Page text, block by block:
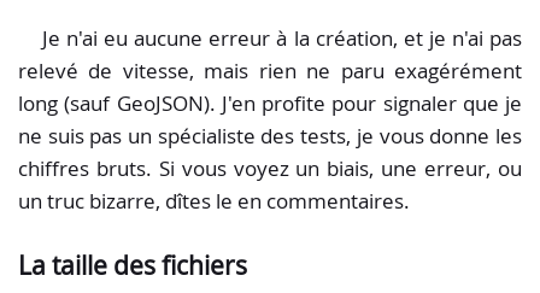
Je n'ai eu aucune erreur à la création, et je n'ai pas
relevé de vitesse, mais rien ne paru exagérément
long (sauf GeoJSON). J'en profite pour signaler que je
ne suis pas un spécialiste des tests, je vous donne les
chiffres bruts. Si vous voyez un biais, une erreur, ou
un truc bizarre, dîtes le en commentaires.
La taille des fichiers